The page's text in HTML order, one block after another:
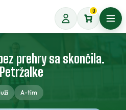
0
prehry sa skončila.
A-tím